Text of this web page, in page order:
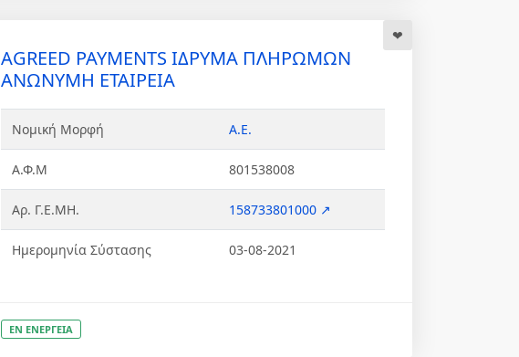
AGREED PAYMENTS ΙΔΡΥΜΑ ΠΛΗΡΩΜΩΝ
ΑΝΩΝΥΜΗ ΕΤΑΙΡΕΙΑ
Νομική Μορφή Α.Ε.
Α.Φ.Μ 801538008
Αρ. Γ.Ε.ΜΗ. 158733801000 ↗
Ημερομηνία Σύστασης 03-08-2021
ΕΝ ΕΝΕΡΓΕΙΑ